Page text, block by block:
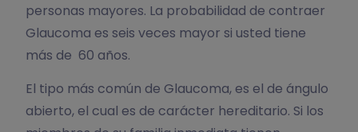
personas mayores. La probabilidad de contraer
Glaucoma es seis veces mayor si usted tiene
más de 60 años.
El tipo más común de Glaucoma, es el de ángulo
abierto, el cual es de carácter hereditario. Si los